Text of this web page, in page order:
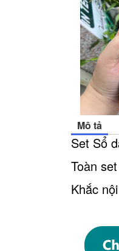
Mô tả
Set Sổ
Toàn
Khắc